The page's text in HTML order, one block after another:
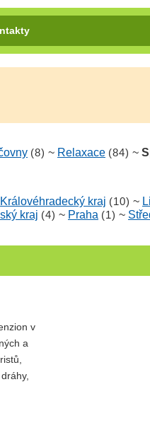
(8) ~ Relaxace (84) ~
Královéhradecký kraj (10) ~
kraj (4) ~ Praha (1) ~
v
a